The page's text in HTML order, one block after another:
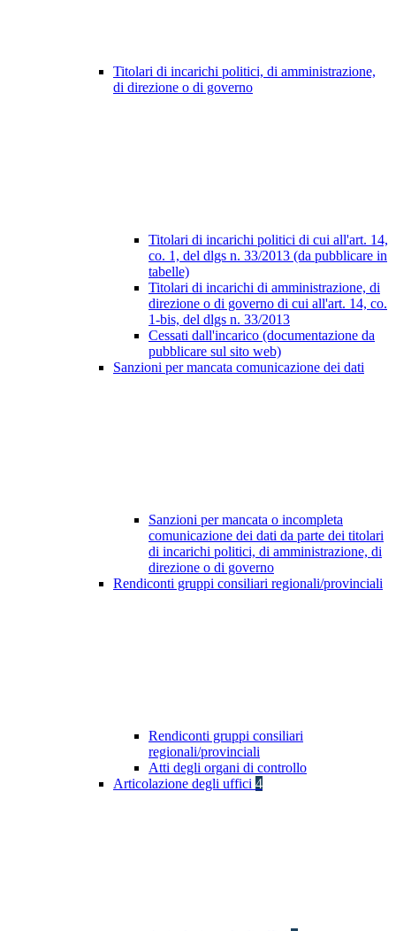
Titolari di incarichi politici, di amministrazione,
di direzione o di governo
Titolari di incarichi politici di cui all'art. 14,
co. 1, del dlgs n. 33/2013 (da pubblicare in
tabelle)
Titolari di incarichi di amministrazione, di
direzione o di governo di cui all'art. 14, co.
1-bis, del dlgs n. 33/2013
Cessati dall'incarico (documentazione da
pubblicare sul sito web)
Sanzioni per mancata comunicazione dei dati
Sanzioni per mancata o incompleta
comunicazione dei dati da parte dei titolari
di incarichi politici, di amministrazione, di
direzione o di governo
Rendiconti gruppi consiliari regionali/provinciali
Rendiconti gruppi consiliari
regionali/provinciali
Atti degli organi di controllo
Articolazione degli uffici 4